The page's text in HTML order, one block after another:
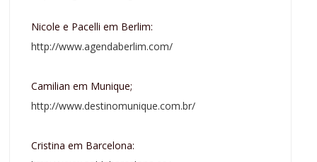
Nicole e Pacelli em Berlim:
http://www.agendaberlim.com/
Camilian em Munique;
http://www.destinomunique.com.br/
Cristina em Barcelona: